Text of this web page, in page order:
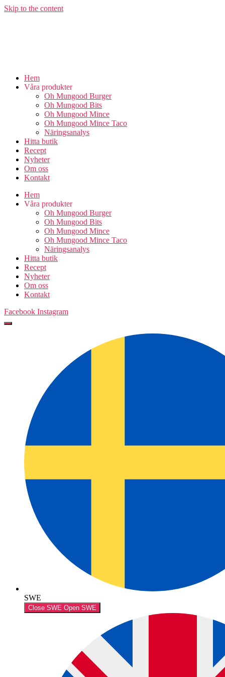
Skip to the content
Hem
Våra produkter
Oh Mungood Burger
Oh Mungood Bits
Oh Mungood Mince
Oh Mungood Mince Taco
Näringsanalys
Hitta butik
Recept
Nyheter
Om oss
Kontakt
Hem
Våra produkter
Oh Mungood Burger
Oh Mungood Bits
Oh Mungood Mince
Oh Mungood Mince Taco
Näringsanalys
Hitta butik
Recept
Nyheter
Om oss
Kontakt
Facebook Instagram
SWE
Close SWE Open SWE